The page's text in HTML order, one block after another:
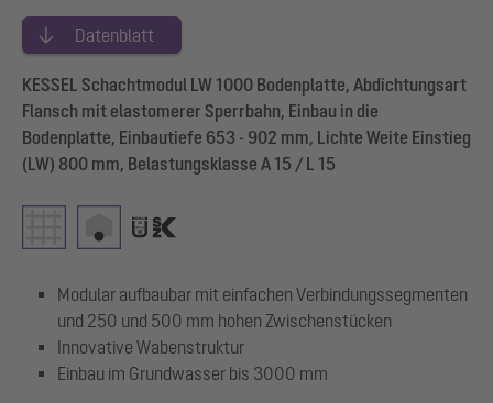
Datenblatt
KESSEL Schachtmodul LW 1000 Bodenplatte, Abdichtungsart
Flansch mit elastomerer Sperrbahn, Einbau in die
Bodenplatte, Einbautiefe 653 - 902 mm, Lichte Weite Einstieg
(LW) 800 mm, Belastungsklasse A 15 / L 15
Modular aufbaubar mit einfachen Verbindungssegmenten
und 250 und 500 mm hohen Zwischenstücken
Innovative Wabenstruktur
Einbau im Grundwasser bis 3000 mm